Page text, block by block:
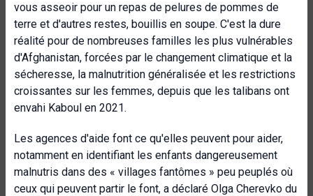
vous asseoir pour un repas de pelures de pommes de
terre et d'autres restes, bouillis en soupe. C'est la dure
réalité pour de nombreuses familles les plus vulnérables
d'Afghanistan, forcées par le changement climatique et la
sécheresse, la malnutrition généralisée et les restrictions
croissantes sur les femmes, depuis que les talibans ont
envahi Kaboul en 2021.
Les agences d'aide font ce qu'elles peuvent pour aider,
notamment en identifiant les enfants dangereusement
malnutris dans des « villages fantômes » peu peuplés où
ceux qui peuvent partir le font, a déclaré Olga Cherevko du